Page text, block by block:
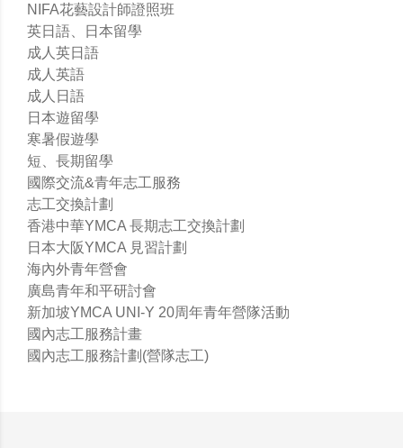
NIFA花藝設計師證照班
英日語、日本留學
成人英日語
成人英語
成人日語
日本遊留學
寒暑假遊學
短、長期留學
國際交流&青年志工服務
志工交換計劃
香港中華YMCA 長期志工交換計劃
日本大阪YMCA 見習計劃
海內外青年營會
廣島青年和平研討會
新加坡YMCA UNI-Y 20周年青年營隊活動
國內志工服務計畫
國內志工服務計劃(營隊志工)